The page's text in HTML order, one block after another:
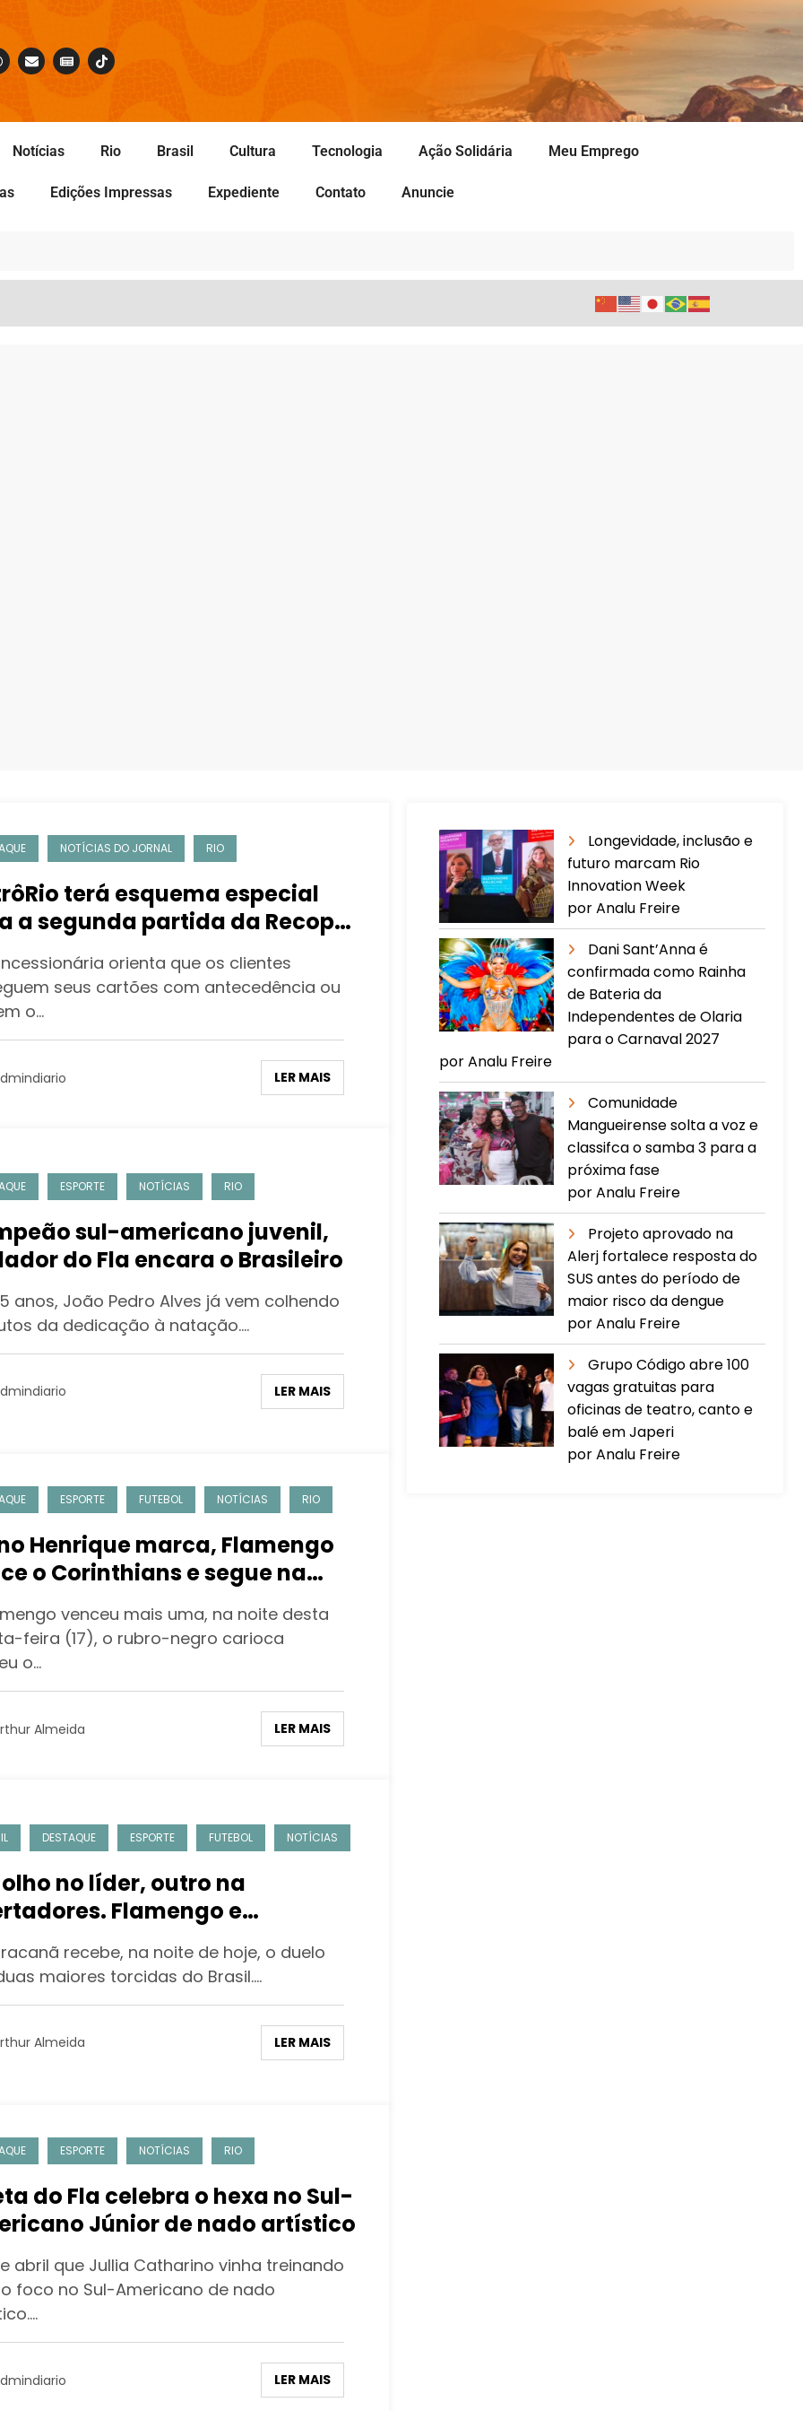
Notícias Rio Brasil Cultura Tecnologia Ação Solidária Meu Emprego
Edições Impressas Expediente Contato Anuncie
NOTÍCIAS DO JORNAL RIO
terá esquema especial
a segunda partida da Recopa
Americana entre Flamengo e
Del Valle no
nesta terça-feira
orienta que os clientes
seus cartões com antecedência ou
o…
LER MAIS
ESPORTE NOTÍCIAS RIO
sul-americano juvenil,
do Fla encara o Brasileiro
anos, João Pedro Alves já vem colhendo
da dedicação à natação.…
LER MAIS
ESPORTE FUTEBOL NOTÍCIAS RIO
Henrique marca, Flamengo
o Corinthians e segue na
do lídervenceu mais uma, na noite desta
feira (17), o rubro-negro carioca
o…
Almeida LER MAIS
DESTAQUE ESPORTE FUTEBOL NOTÍCIAS
no líder, outro na
Flamengo e
se enfrentam no
recebe, na noite de hoje, o duelo
maiores torcidas do Brasil.…
Almeida LER MAIS
ESPORTE NOTÍCIAS RIO
do Fla celebra o hexa no Sul-
Júnior de nado artístico
abril que Jullia Catharino vinha treinando
foco no Sul-Americano de nado
LER MAIS
Longevidade, inclusão e
futuro marcam Rio
Innovation Week
por Analu Freire
Dani Sant’Anna é
confirmada como Rainha
de Bateria da
Independentes de Olaria
para o Carnaval 2027
por Analu Freire
Comunidade
Mangueirense solta a voz e
classifca o samba 3 para a
próxima fase
por Analu Freire
Projeto aprovado na
Alerj fortalece resposta do
SUS antes do período de
maior risco da dengue
por Analu Freire
Grupo Código abre 100
vagas gratuitas para
oficinas de teatro, canto e
balé em Japeri
por Analu Freire